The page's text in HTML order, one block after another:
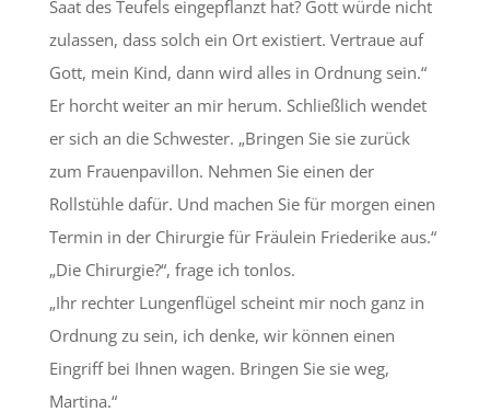
Saat des Teufels eingepflanzt hat? Gott würde nicht
zulassen, dass solch ein Ort existiert. Vertraue auf
Gott, mein Kind, dann wird alles in Ordnung sein.“
Er horcht weiter an mir herum. Schließlich wendet
er sich an die Schwester. „Bringen Sie sie zurück
zum Frauenpavillon. Nehmen Sie einen der
Rollstühle dafür. Und machen Sie für morgen einen
Termin in der Chirurgie für Fräulein Friederike aus.“
„Die Chirurgie?“, frage ich tonlos.
„Ihr rechter Lungenflügel scheint mir noch ganz in
Ordnung zu sein, ich denke, wir können einen
Eingriff bei Ihnen wagen. Bringen Sie sie weg,
Martina.“